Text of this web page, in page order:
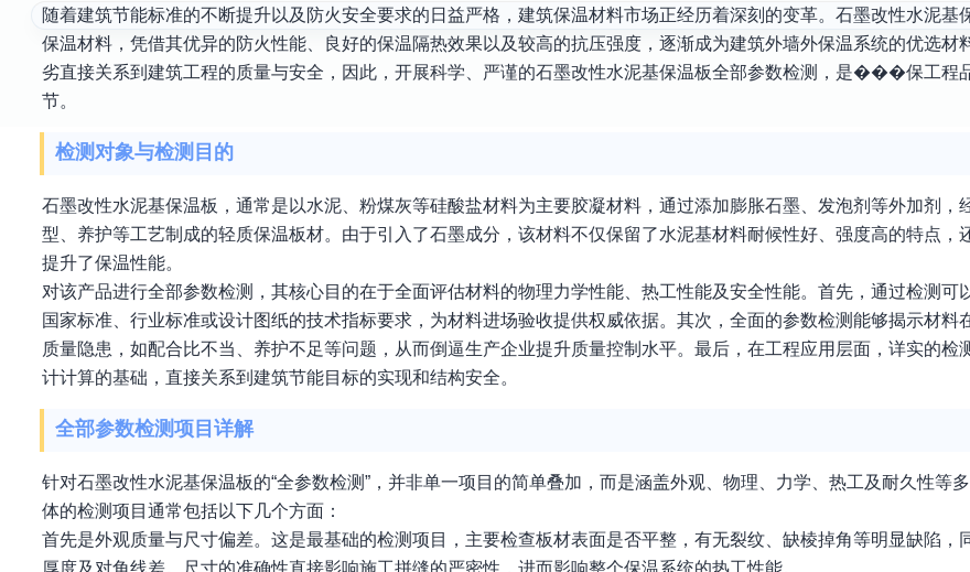
随着建筑节能标准的不断提升以及防火安全要求的日益严格，建筑保温材料市场正经历着深刻的变革。石墨改性水泥基
保温材料，凭借其优异的防火性能、良好的保温隔热效果以及较高的抗压强度，逐渐成为建筑外墙外保温系统的优选材
劣直接关系到建筑工程的质量与安全，因此，开展科学、严谨的石墨改性水泥基保温板全部参数检测，是���保工程
节。
检测对象与检测目的
石墨改性水泥基保温板，通常是以水泥、粉煤灰等硅酸盐材料为主要胶凝材料，通过添加膨胀石墨、发泡剂等外加剂，
型、养护等工艺制成的轻质保温板材。由于引入了石墨成分，该材料不仅保留了水泥基材料耐候性好、强度高的特点，
提升了保温性能。
对该产品进行全部参数检测，其核心目的在于全面评估材料的物理力学性能、热工性能及安全性能。首先，通过检测可
国家标准、行业标准或设计图纸的技术指标要求，为材料进场验收提供权威依据。其次，全面的参数检测能够揭示材料
质量隐患，如配合比不当、养护不足等问题，从而倒逼生产企业提升质量控制水平。最后，在工程应用层面，详实的检
计计算的基础，直接关系到建筑节能目标的实现和结构安全。
全部参数检测项目详解
针对石墨改性水泥基保温板的“全参数检测”，并非单一项目的简单叠加，而是涵盖外观、物理、力学、热工及耐久性等
体的检测项目通常包括以下几个方面：
首先是外观质量与尺寸偏差。这是最基础的检测项目，主要检查板材表面是否平整，有无裂纹、缺棱掉角等明显缺陷，
厚度及对角线差。尺寸的准确性直接影响施工拼缝的严密性，进而影响整个保温系统的热工性能。